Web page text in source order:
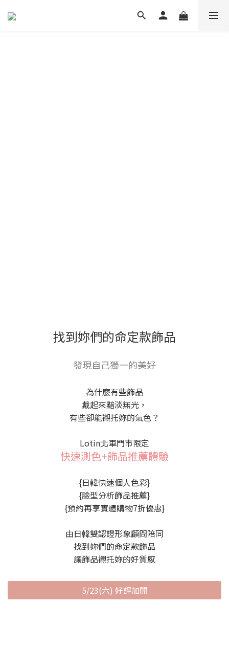
找到妳們的命定款飾品
發現自己獨一的美好
為什麼有些飾品
戴起來黯淡無光，
有些卻能襯托妳的氣色？
Lotin北車門市限定
快速測色+飾品推薦體驗
{日韓快速個人色彩}
{臉型分析飾品推薦}
{預約再享實體購物7折優惠}
由日韓雙認證形象顧問陪同
找到妳們的命定款飾品
讓飾品襯托妳的好質感
5/23(六) 好評加開